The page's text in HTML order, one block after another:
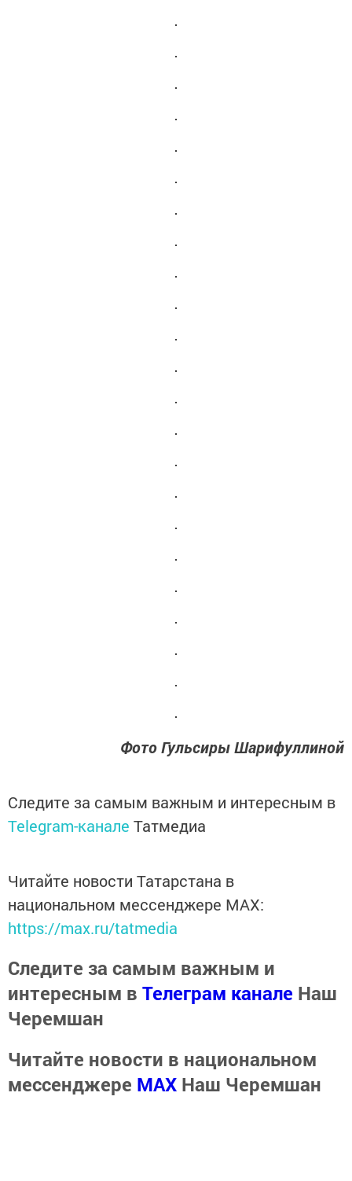
Фото Гульсиры Шарифуллиной
Следите за самым важным и интересным в
Telegram-канале Татмедиа
Читайте новости Татарстана в
национальном мессенджере MАХ:
https://max.ru/tatmedia
Следите за самым важным и
интересным в Телеграм канале Наш
Черемшан
Читайте новости в национальном
мессенджере MАХ Наш Черемшан